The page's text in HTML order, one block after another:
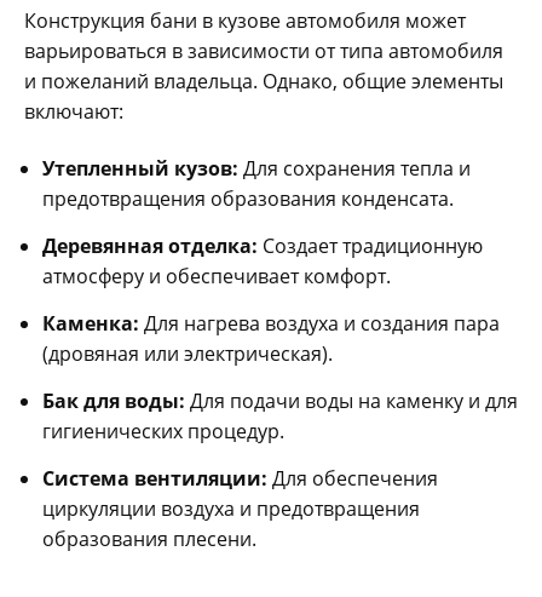
Конструкция бани в кузове автомобиля может
варьироваться в зависимости от типа автомобиля
и пожеланий владельца. Однако, общие элементы
включают:
Утепленный кузов: Для сохранения тепла и
предотвращения образования конденсата.
Деревянная отделка: Создает традиционную
атмосферу и обеспечивает комфорт.
Каменка: Для нагрева воздуха и создания пара
(дровяная или электрическая).
Бак для воды: Для подачи воды на каменку и для
гигиенических процедур.
Система вентиляции: Для обеспечения
циркуляции воздуха и предотвращения
образования плесени.